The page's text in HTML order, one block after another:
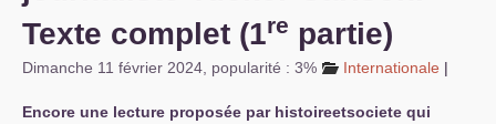
Texte complet (1re partie)
Dimanche 11 février 2024 popularité : 3% Internationale |
Encore une lecture proposée par histoireetsociete qui